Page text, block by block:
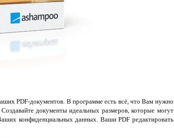
PDF-документов. В программе есть всё, что Вам нужно
документы идеальных размеров, которые могут
конфиденциальных данных. Ваши PDF редактировать